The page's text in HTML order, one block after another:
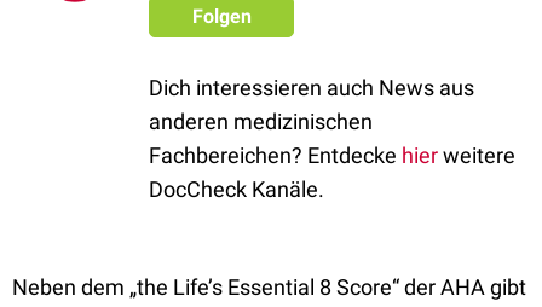
Folgen
Dich interessieren auch News aus
anderen medizinischen
Fachbereichen? Entdecke hierweitere
DocCheck Kanäle.
Neben dem „the Life’s Essential 8 Score“ der AHA gibt